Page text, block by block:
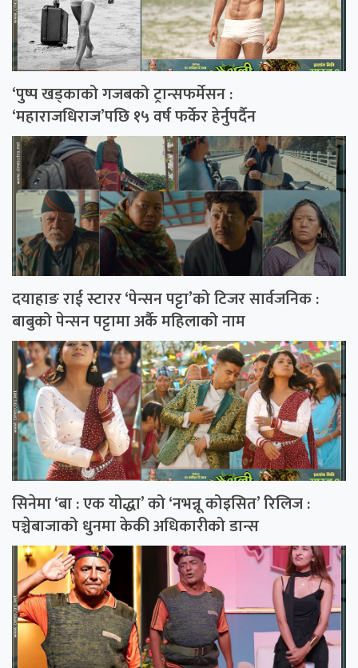
‘पुष्प खड्काको गजबको ट्रान्सफर्मेसन :
‘महाराजधिराज’पछि १५ वर्ष फर्केर हेर्नुपर्दैन
दयाहाङ राई स्टारर ‘पेन्सन पट्टा’को टिजर सार्वजनिक :
बाबुको पेन्सन पट्टामा अर्कै महिलाको नाम
सिनेमा ‘बा : एक योद्धा’ को ‘नभन्नू कोइसित’ रिलिज :
पञ्चेबाजाको धुनमा केकी अधिकारीको डान्स